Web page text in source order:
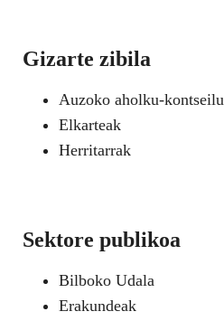
Gizarte zibila
Auzoko aholku-
Elkarteak
Herritarrak
Sektore publikoa
Bilboko Udala
Erakundeak